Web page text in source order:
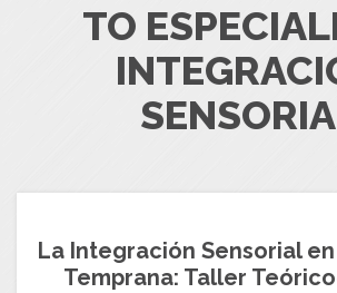
TO
La Integración Sensorial
Temprana: Taller